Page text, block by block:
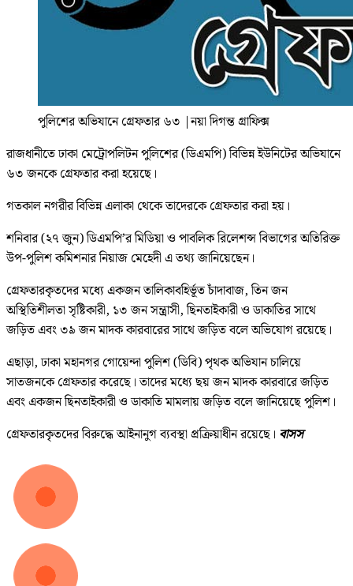
পুলিশের অভিযানে গ্রেফতার ৬৩ |নয়া দিগন্ত গ্রাফিক্স
রাজধানীতে ঢাকা মেট্রোপলিটন পুলিশের (ডিএমপি) বিভিন্ন ইউনিটের অভিযানে
৬৩ জনকে গ্রেফতার করা হয়েছে।
গতকাল নগরীর বিভিন্ন এলাকা থেকে তাদেরকে গ্রেফতার করা হয়।
শনিবার (২৭ জুন) ডিএমপি’র মিডিয়া ও পাবলিক রিলেশন্স বিভাগের অতিরিক্ত
উপ-পুলিশ কমিশনার নিয়াজ মেহেদী এ তথ্য জানিয়েছেন।
গ্রেফতারকৃতদের মধ্যে একজন তালিকাবহির্ভূত চাঁদাবাজ, তিন জন
অস্থিতিশীলতা সৃষ্টিকারী, ১৩ জন সন্ত্রাসী, ছিনতাইকারী ও ডাকাতির সাথে
জড়িত এবং ৩৯ জন মাদক কারবারের সাথে জড়িত বলে অভিযোগ রয়েছে।
এছাড়া, ঢাকা মহানগর গোয়েন্দা পুলিশ (ডিবি) পৃথক অভিযান চালিয়ে
সাতজনকে গ্রেফতার করেছে। তাদের মধ্যে ছয় জন মাদক কারবারে জড়িত
এবং একজন ছিনতাইকারী ও ডাকাতি মামলায় জড়িত বলে জানিয়েছে পুলিশ।
গ্রেফতারকৃতদের বিরুদ্ধে আইনানুগ ব্যবস্থা প্রক্রিয়াধীন রয়েছে। বাসস